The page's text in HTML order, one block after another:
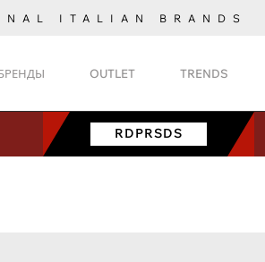
ITALIAN BRANDS
OUTLET TRENDS
RDPRSDS